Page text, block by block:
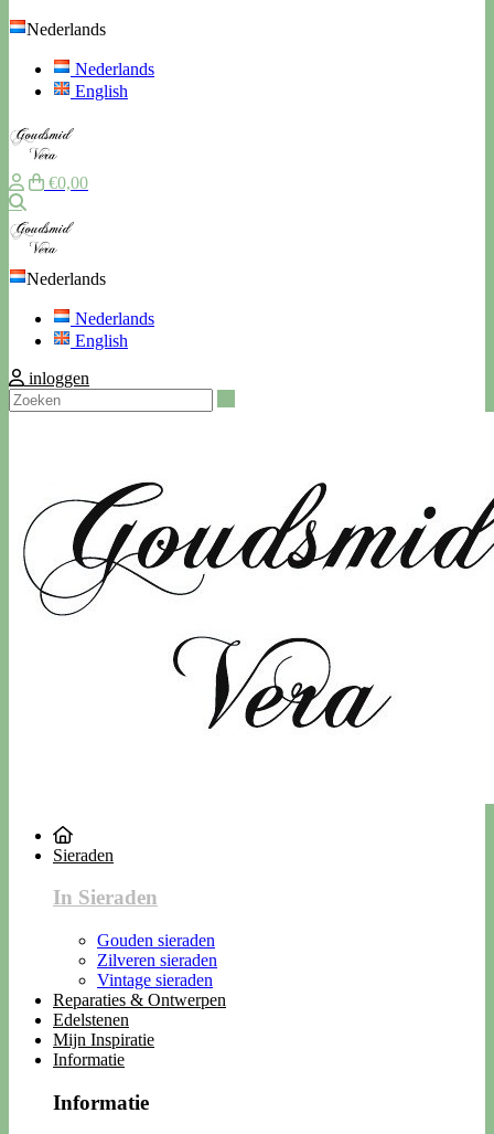
Nederlands
Nederlands
English
€0,00
Nederlands
Nederlands
English
inloggen
Sieraden
In Sieraden
Gouden sieraden
Zilveren sieraden
Vintage sieraden
Reparaties & Ontwerpen
Edelstenen
Mijn Inspiratie
Informatie
Informatie